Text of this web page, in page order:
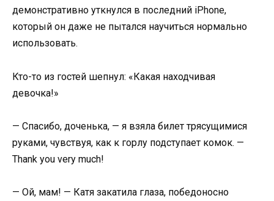
демонстративно уткнулся в последний iPhone,
который он даже не пытался научиться нормально
использовать.
Кто-то из гостей шепнул: «Какая находчивая
девочка!»
— Спасибо, доченька, — я взяла билет трясущимися
руками, чувствуя, как к горлу подступает комок. —
Thank you very much!
— Ой, мам! — Катя закатила глаза, победоносно